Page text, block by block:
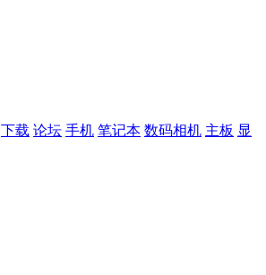
下载 论坛 手机 笔记本 数码相机 主板 显